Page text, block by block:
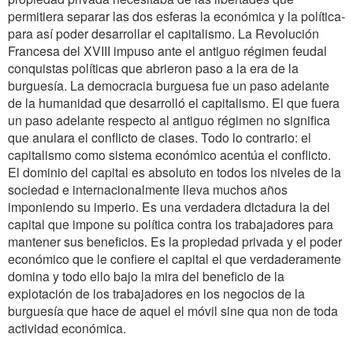
permitiera separar las dos esferas la económica y la política-
para así poder desarrollar el capitalismo. La Revolución
Francesa del XVIII impuso ante el antiguo régimen feudal
conquistas políticas que abrieron paso a la era de la
burguesía. La democracia burguesa fue un paso adelante
de la humanidad que desarrolló el capitalismo. El que fuera
un paso adelante respecto al antiguo régimen no significa
que anulara el conflicto de clases. Todo lo contrario: el
capitalismo como sistema económico acentúa el conflicto.
El dominio del capital es absoluto en todos los niveles de la
sociedad e internacionalmente lleva muchos años
imponiendo su imperio. Es una verdadera dictadura la del
capital que impone su política contra los trabajadores para
mantener sus beneficios. Es la propiedad privada y el poder
económico que le confiere el capital el que verdaderamente
domina y todo ello bajo la mira del beneficio de la
explotación de los trabajadores en los negocios de la
burguesía que hace de aquel el móvil sine qua non de toda
actividad económica.